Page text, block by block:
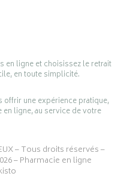
en ligne et choisissez le retrait
en toute simplicité.
offrir une expérience pratique,
ligne, au service de votre
– Tous droits réservés –
–Pharmacie en ligne